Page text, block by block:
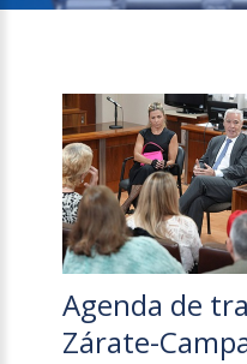
Agenda de
Zárate-